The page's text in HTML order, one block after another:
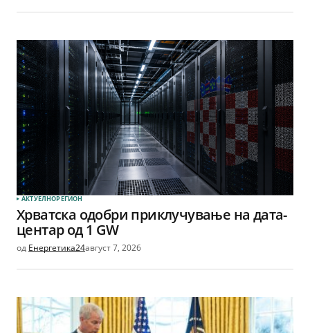
АКТУЕЛНОРЕГИОН
Хрватска одобри приклучување на дата-
центар од 1 GW
од Енергетика24август 7, 2026